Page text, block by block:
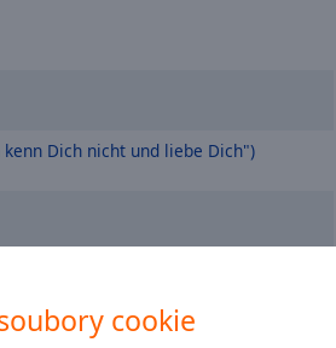
cookie
Dich nicht und liebe Dich")